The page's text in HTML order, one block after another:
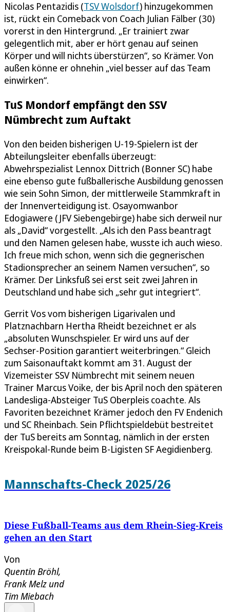
Nicolas Pentazidis (TSV Wolsdorf) hinzugekommen
ist, rückt ein Comeback von Coach Julian Fälber (30)
vorerst in den Hintergrund. „Er trainiert zwar
gelegentlich mit, aber er hört genau auf seinen
Körper und will nichts überstürzen“, so Krämer. Von
außen könne er ohnehin „viel besser auf das Team
einwirken“.
TuS Mondorf empfängt den SSV
Nümbrecht zum Auftakt
Von den beiden bisherigen U-19-Spielern ist der
Abteilungsleiter ebenfalls überzeugt:
Abwehrspezialist Lennox Dittrich (Bonner SC) habe
eine ebenso gute fußballerische Ausbildung genossen
wie sein Sohn Simon, der mittlerweile Stammkraft in
der Innenverteidigung ist. Osayomwanbor
Edogiawere (JFV Siebengebirge) habe sich derweil nur
als „David“ vorgestellt. „Als ich den Pass beantragt
und den Namen gelesen habe, wusste ich auch wieso.
Ich freue mich schon, wenn sich die gegnerischen
Stadionsprecher an seinem Namen versuchen“, so
Krämer. Der Linksfuß sei erst seit zwei Jahren in
Deutschland und habe sich „sehr gut integriert“.
Gerrit Vos vom bisherigen Ligarivalen und
Platznachbarn Hertha Rheidt bezeichnet er als
„absoluten Wunschspieler. Er wird uns auf der
Sechser-Position garantiert weiterbringen.“ Gleich
zum Saisonauftakt kommt am 31. August der
Vizemeister SSV Nümbrecht mit seinem neuen
Trainer Marcus Voike, der bis April noch den späteren
Landesliga-Absteiger TuS Oberpleis coachte. Als
Favoriten bezeichnet Krämer jedoch den FV Endenich
und SC Rheinbach. Sein Pflichtspieldebüt bestreitet
der TuS bereits am Sonntag, nämlich in der ersten
Kreispokal-Runde beim B-Ligisten SF Aegidienberg.
Mannschafts-Check 2025/26
Diese Fußball-Teams aus dem Rhein-Sieg-Kreis
gehen an den Start
Von
Quentin Bröhl,
Frank Melz und
Tim Miebach